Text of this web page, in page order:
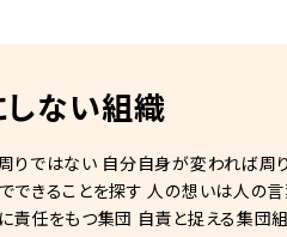
ない組織
りではない 自分自身が変われば周
できることを探す 人の想いは人の
責任をもつ集団 自責と捉える集団